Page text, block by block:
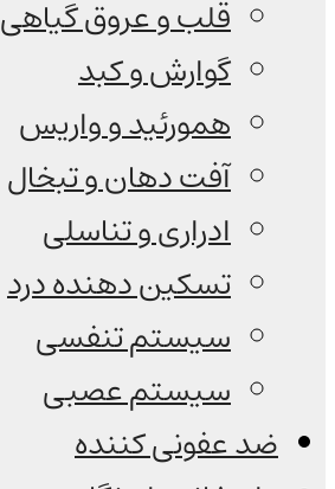
قلب و عروق گیاهی
گوارش و کبد
همورئید و واریس
آفت دهان و تبخال
ادراری و تناسلی
تسکین دهنده درد
سیستم تنفسی
سیستم عصبی
ضد عفونی کننده